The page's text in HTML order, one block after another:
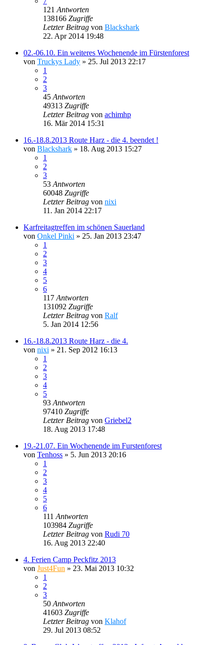
121 Antworten
138166 Zugriffe
Letzter Beitrag von Blackshark
22. Apr 2014 19:48
02.-06.10. Ein weiteres Wochenende im Fürstenforest
von Truckys Lady » 25. Jul 2013 22:17
1
2
3
45 Antworten
49313 Zugriffe
Letzter Beitrag von achimhp
16. Mär 2014 15:31
16.-18.8.2013 Route Harz - die 4. beendet !
von Blackshark » 18. Aug 2013 15:27
1
2
3
53 Antworten
60048 Zugriffe
Letzter Beitrag von nixi
11. Jan 2014 22:17
Karfreitagtreffen im schönen Sauerland
von Onkel Pinki » 25. Jan 2013 23:47
1
2
3
4
5
6
117 Antworten
131092 Zugriffe
Letzter Beitrag von Ralf
5. Jan 2014 12:56
16.-18.8.2013 Route Harz - die 4.
von nixi » 21. Sep 2012 16:13
1
2
3
4
5
93 Antworten
97410 Zugriffe
Letzter Beitrag von Griebel2
18. Aug 2013 17:48
19.-21.07. Ein Wochenende im Furstenforest
von Tenhoss » 5. Jun 2013 20:16
1
2
3
4
5
6
111 Antworten
103984 Zugriffe
Letzter Beitrag von Rudi 70
16. Aug 2013 22:40
4. Ferien Camp Peckfitz 2013
von Just4Fun » 23. Mai 2013 10:32
1
2
3
50 Antworten
41603 Zugriffe
Letzter Beitrag von Klahof
29. Jul 2013 08:52